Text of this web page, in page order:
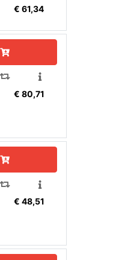
€ 61,34
€ 80,71
€ 48,51